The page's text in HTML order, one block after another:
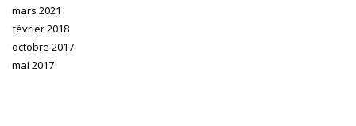
mars 2021
février 2018
octobre 2017
mai 2017